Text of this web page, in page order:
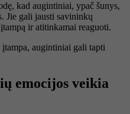
kad augintiniai, ypač šunys,
Jie gali jausti savininkų
ir atitinkamai reaguoti.
augintiniai gali tapti
emocijos veikia